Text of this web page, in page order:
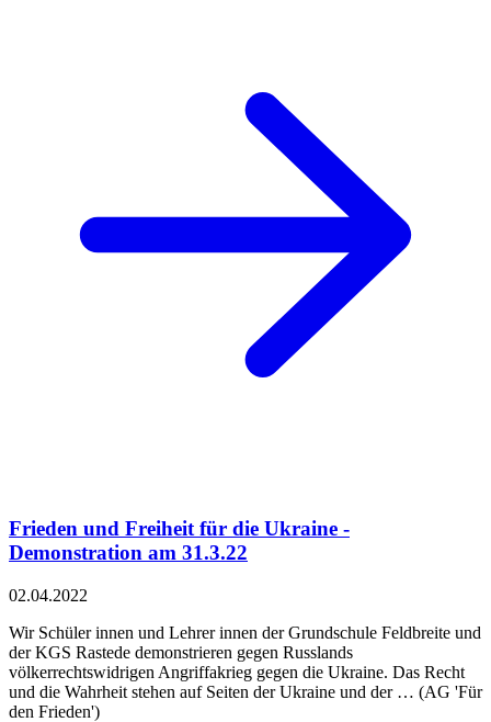
Frieden und Freiheit für die Ukraine -
Demonstration am 31.3.22
02.04.2022
Wir Schüler innen und Lehrer innen der Grundschule Feldbreite und
der KGS Rastede demonstrieren gegen Russlands
völkerrechtswidrigen Angriffakrieg gegen die Ukraine. Das Recht
und die Wahrheit stehen auf Seiten der Ukraine und der … (AG 'Für
den Frieden')